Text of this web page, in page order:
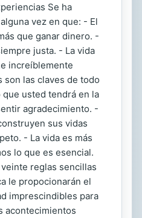
Se ha
vez en que: - El
que ganar dinero. -
justa. - La vida
increíblemente
las claves de todo
usted tendrá en la
agradecimiento. -
sus vidas
- La vida es más
lo que es esencial.
reglas sencillas
le propocionarán el
imprescindibles para
acontecimientos